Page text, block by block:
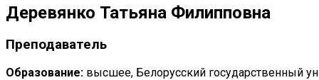
Деревянко Татьяна Филипповна
Преподаватель
Образование: высшее, Белорусский государственный